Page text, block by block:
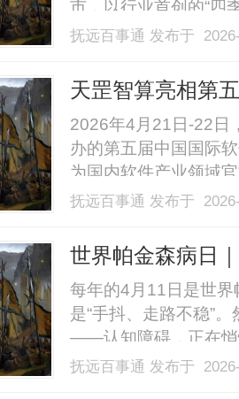
市，以行业首创的“四
迈入“全季候时代”。
启“全季候时代”当中
抚远百事通 发布于
天罡智算亮相第
厂赋能软件产业
2026年4月21日-22日
办的第五届中国国际
为国内软件产业领域
标杆盛会，大会聚焦
产业深度融合的创新
抚远百事通 发布于
世界帕金森病日
每年的4月11日是世
是“手抖、走路不稳”
——认知障碍，正在悄
和家庭带来沉重负担
抚远百事通 发布于